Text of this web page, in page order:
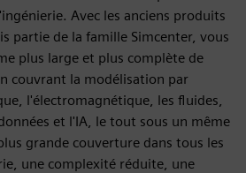
Avec les anciens produits
partie de la famille Simcenter, vous
plus large et plus complète de
couvrant la modélisation par
l'électromagnétique, les fluides,
et l'IA, le tout sous un même
grande couverture dans tous les
une complexité réduite, une